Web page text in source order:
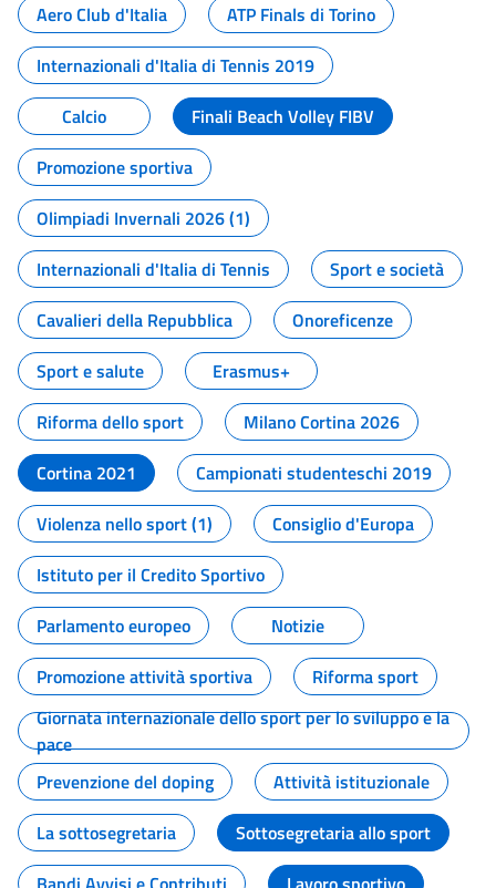
Aero Club d'Italia
ATP Finals di Torino
Internazionali d'Italia di Tennis 2019
Calcio
Finali Beach Volley FIBV
Promozione sportiva
Olimpiadi Invernali 2026 (1)
Internazionali d'Italia di Tennis
Sport e società
Cavalieri della Repubblica
Onoreficenze
Sport e salute
Erasmus+
Riforma dello sport
Milano Cortina 2026
Cortina 2021
Campionati studenteschi 2019
Violenza nello sport (1)
Consiglio d'Europa
Istituto per il Credito Sportivo
Parlamento europeo
Notizie
Promozione attività sportiva
Riforma sport
Giornata internazionale dello sport per lo sviluppo e la
pace
Prevenzione del doping
Attività istituzionale
La sottosegretaria
Sottosegretaria allo sport